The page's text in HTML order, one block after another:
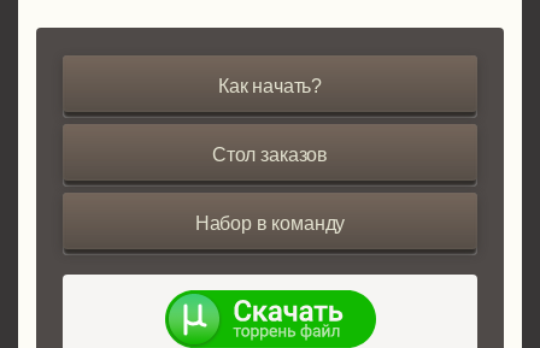
Как начать?
Стол заказов
Набор в команду